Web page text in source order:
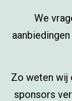
We
Zo weten wij
sponsors